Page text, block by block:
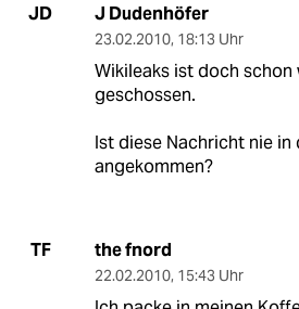
JD J Dudenhöfer
23.02.2010, 18:13 Uhr
Wikileaks ist doch schon
geschossen.
Ist diese Nachricht nie in
angekommen?
TF the fnord
22.02.2010, 15:43 Uhr